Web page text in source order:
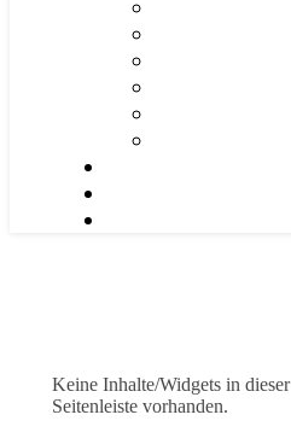
Keine Inhalte/Widgets in dieser
Seitenleiste vorhanden.